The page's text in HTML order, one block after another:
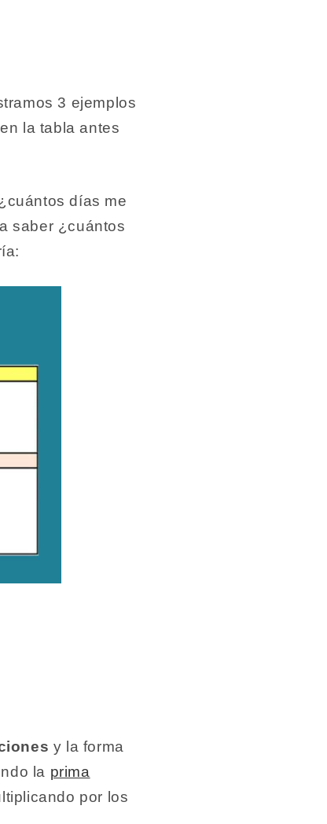
3 ejemplos
la tabla antes
días me
saber ¿cuántos
y la forma
la prima
por los